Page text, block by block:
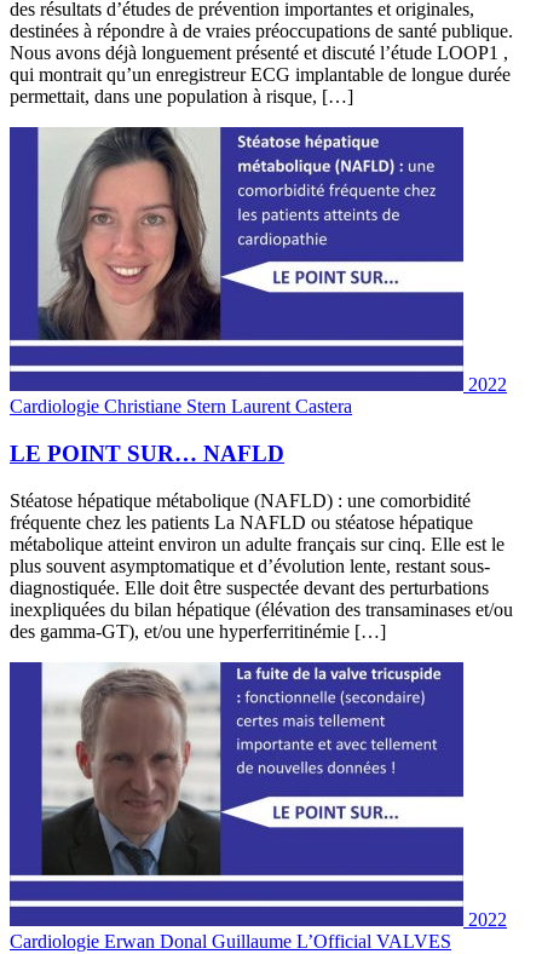
des résultats d’études de prévention importantes et originales,
destinées à répondre à de vraies préoccupations de santé publique.
Nous avons déjà longuement présenté et discuté l’étude LOOP1 ,
qui montrait qu’un enregistreur ECG implantable de longue durée
permettait, dans une population à risque, […]
2022
Cardiologie Christiane Stern Laurent Castera
LE POINT SUR… NAFLD
Stéatose hépatique métabolique (NAFLD) : une comorbidité
fréquente chez les patients La NAFLD ou stéatose hépatique
métabolique atteint environ un adulte français sur cinq. Elle est le
plus souvent asymptomatique et d’évolution lente, restant sous-
diagnostiquée. Elle doit être suspectée devant des perturbations
inexpliquées du bilan hépatique (élévation des transaminases et/ou
des gamma-GT), et/ou une hyperferritinémie […]
2022
Cardiologie Erwan Donal Guillaume L’Official VALVES